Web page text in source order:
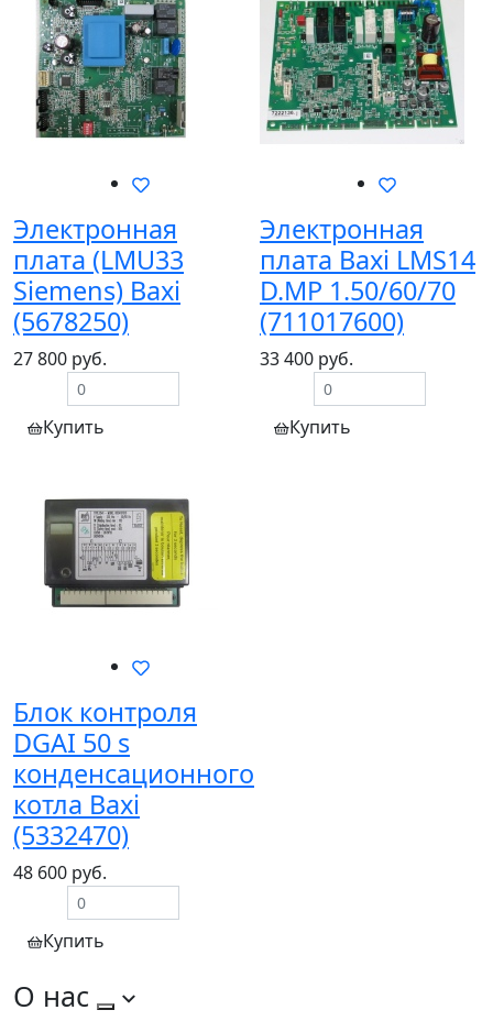
Электронная
плата (LMU33
Siemens) Baxi
(5678250)
27 800 руб.
Купить
Электронная
плата Baxi LMS14
D.MP 1.50/60/70
(711017600)
33 400 руб.
Купить
Блок контроля
DGAI 50 s
конденсационного
котла Baxi
(5332470)
48 600 руб.
Купить
О нас